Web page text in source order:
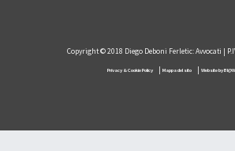
Copyright © 2018 Diego Deboni Ferletic: Avvocati |
Privacy & Cookie Policy | Mappa del sito |Website by